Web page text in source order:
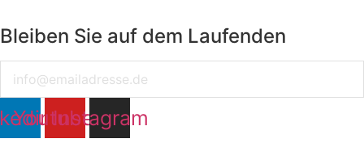
Bleiben Sie auf dem Laufenden
YoutubeInstagram